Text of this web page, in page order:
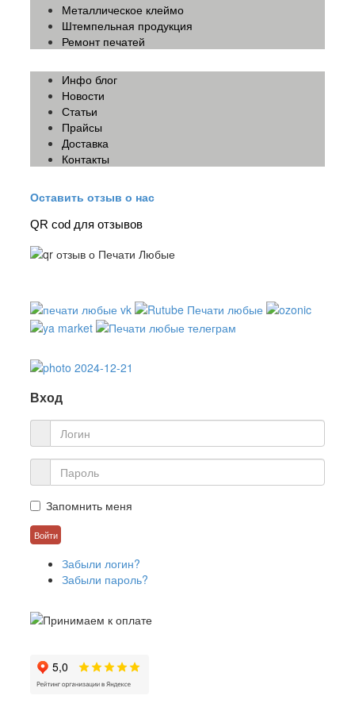
Металлическое клеймо
Штемпельная продукция
Ремонт печатей
Инфо блог
Новости
Статьи
Прайсы
Доставка
Контакты
Оставить отзыв о нас
QR cod для отзывов
Вход
Запомнить меня
Забыли логин?
Забыли пароль?